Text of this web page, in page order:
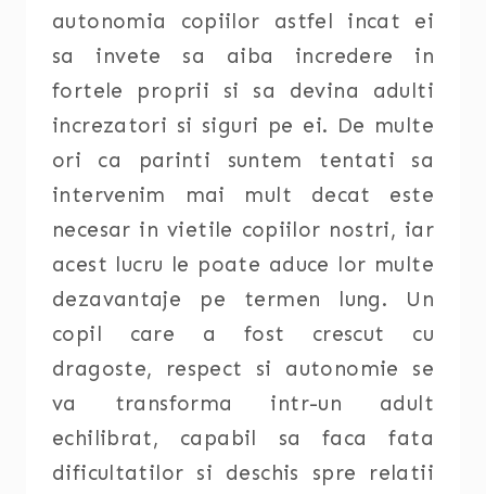
autonomia copiilor astfel incat ei
sa invete sa aiba incredere in
fortele proprii si sa devina adulti
increzatori si siguri pe ei. De multe
ori ca parinti suntem tentati sa
intervenim mai mult decat este
necesar in vietile copiilor nostri, iar
acest lucru le poate aduce lor multe
dezavantaje pe termen lung. Un
copil care a fost crescut cu
dragoste, respect si autonomie se
va transforma intr-un adult
echilibrat, capabil sa faca fata
dificultatilor si deschis spre relatii